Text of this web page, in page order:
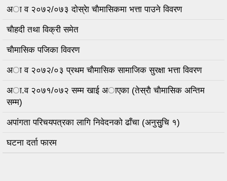
अा व २०७२/०७३ दाेस्रेा चाैमासिकमा भत्ता पाउने विवरण
चाैहदी तथा विक्री समेत
चाैमासिक पजिका विवरण
अा व २०७२/०३ प्रथम चाैमासिक सामाजिक सुरक्षा भत्ता विवरण
अा‍.व २०७१/०७२ सम्म खाई अाएका (तेस्राै चाैमासिक अन्तिम
सम्म)
अपांगता परिचयपत्रका लागि निवेदनको ढाँचा (अनुसुुचि १)
घटना दर्ता फारम